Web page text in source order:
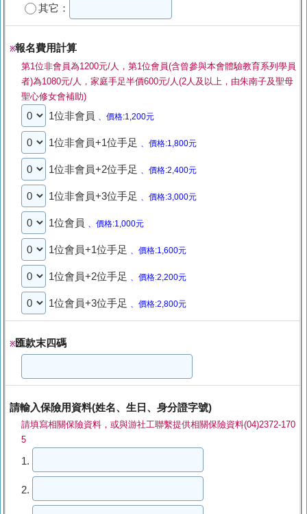
其它：
※報名費用計算
第1位非會員為1200元/人，第1位會員(含曾參與本會體驗教育系列學員
者)為1080元/人，家庭手足半價600元/人(2人及以上，由朱南子及聖母
聖心修女會補助)
1位非會員 、價格:1,200元
1位非會員+1位手足 、價格:1,800元
1位非會員+2位手足 、價格:2,400元
1位非會員+3位手足 、價格:3,000元
1位會員 、價格:1,000元
1位會員+1位手足 、價格:1,600元
1位會員+2位手足 、價格:2,200元
1位會員+3位手足 、價格:2,800元
※匯款末四碼
請輸入保險用資料(姓名、生日、身分證字號)
請填寫相關保險資料，或與游社工聯繫提供相關保險資料(04)2372-170
5
1.
2.